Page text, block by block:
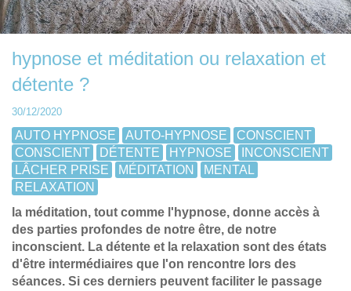
hypnose et méditation ou relaxation et
détente ?
30/12/2020
AUTO HYPNOSE AUTO-HYPNOSE
CONSCIENT
CONSCIENT
DÉTENTE HYPNOSE
INCONSCIENT
LÂCHER PRISE
MÉDITATION
MENTAL
RELAXATION
la méditation, tout comme l'hypnose, donne accès à
des parties profondes de notre être, de notre
inconscient. La détente et la relaxation sont des états
d'être intermédiaires que l'on rencontre lors des
séances. Si ces derniers peuvent faciliter le passage